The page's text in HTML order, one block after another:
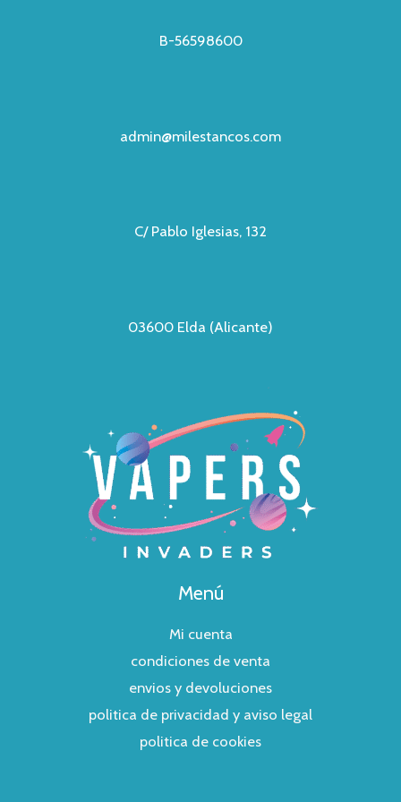
B-56598600
admin@milestancos.com
C/ Pablo Iglesias, 132
03600 Elda (Alicante)
Menú
Mi cuenta
condiciones de venta
envios y devoluciones
politica de privacidad y aviso legal
politica de cookies